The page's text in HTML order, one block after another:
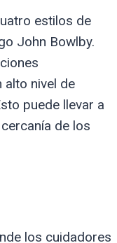
estilos de
John Bowlby.
alto nivel de
puede llevar a
de los
los cuidadores